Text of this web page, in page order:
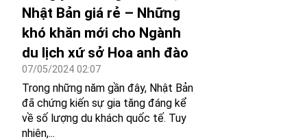
Nhật Bản giá rẻ – Những
khó khăn mới cho Ngành
du lịch xứ sở Hoa anh đào
07/05/2024 02:07
Trong những năm gần đây, Nhật Bản
đã chứng kiến sự gia tăng đáng kể
về số lượng du khách quốc tế. Tuy
nhiên,...